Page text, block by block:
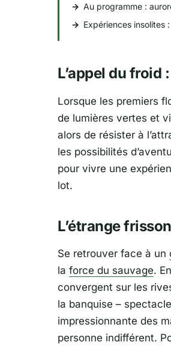
Au programme :
Expériences insolites
L’appel du froid
Lorsque les premiers
de lumières vertes et
alors de résister à
les possibilités
pour vivre une
lot.
L’étrange
Se retrouver face à un
la force du sauvage.
convergent sur les
la banquise –
impressionnante des
personne indifférent.